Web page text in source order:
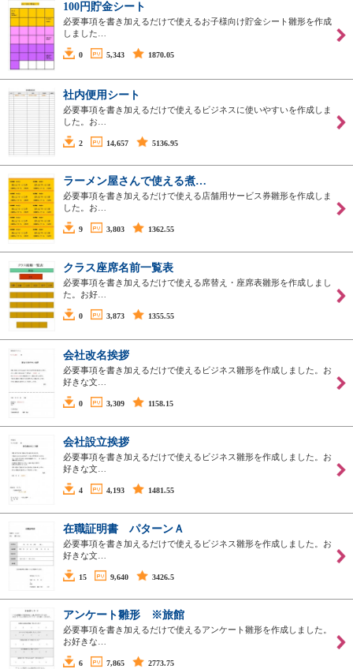
100円貯金シート
必要事項を書き加えるだけで使えるお子様向け貯金シート雛形を作成
しました…
0 5,343 1870.05
社内便用シート
必要事項を書き加えるだけで使えるビジネスに使いやすいを作成しま
した。お…
2 14,657 5136.95
ラーメン屋さんで使える煮…
必要事項を書き加えるだけで使える店舗用サービス券雛形を作成しま
した。お…
9 3,803 1362.55
クラス座席名前一覧表
必要事項を書き加えるだけで使える席替え・座席表雛形を作成しまし
た。お好…
0 3,873 1355.55
会社改名挨拶
必要事項を書き加えるだけで使えるビジネス雛形を作成しました。お
好きな文…
0 3,309 1158.15
会社設立挨拶
必要事項を書き加えるだけで使えるビジネス雛形を作成しました。お
好きな文…
4 4,193 1481.55
在職証明書 パターンＡ
必要事項を書き加えるだけで使えるビジネス雛形を作成しました。お
好きな文…
15 9,640 3426.5
アンケート雛形 ※旅館
必要事項を書き加えるだけで使えるアンケート雛形を作成しました。
お好きな…
6 7,865 2773.75